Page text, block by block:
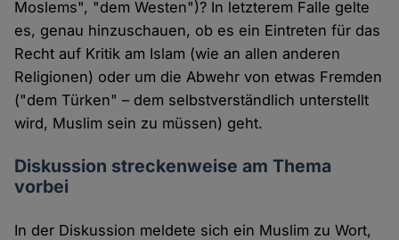
Moslems", "dem Westen")? In letzterem Falle gelte
es, genau hinzuschauen, ob es ein Eintreten für das
Recht auf Kritik am Islam (wie an allen anderen
Religionen) oder um die Abwehr von etwas Fremden
("dem Türken" – dem selbstverständlich unterstellt
wird, Muslim sein zu müssen) geht.
Diskussion streckenweise am Thema
vorbei
In der Diskussion meldete sich ein Muslim zu Wort,